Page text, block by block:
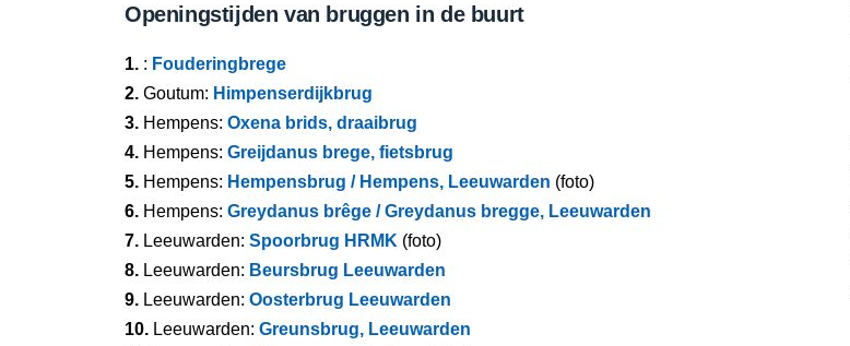
Openingstijden van bruggen in de buurt
1. : Fouderingbrege
2. Goutum: Himpenserdijkbrug
3. Hempens: Oxena brids, draaibrug
4. Hempens: Greijdanus brege, fietsbrug
5. Hempens: Hempensbrug / Hempens, Leeuwarden (foto)
6. Hempens: Greydanus brêge / Greydanus bregge, Leeuwarden
7. Leeuwarden: Spoorbrug HRMK (foto)
8. Leeuwarden: Beursbrug Leeuwarden
9. Leeuwarden: Oosterbrug Leeuwarden
10. Leeuwarden: Greunsbrug, Leeuwarden